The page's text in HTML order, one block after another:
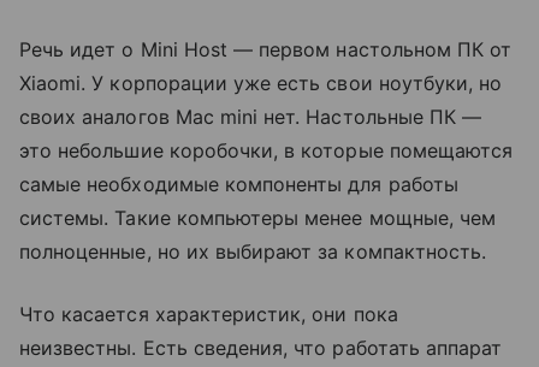
Речь идет о Mini Host — первом настольном ПК от
Xiaomi. У корпорации уже есть свои ноутбуки, но
своих аналогов Mac mini нет. Настольные ПК —
это небольшие коробочки, в которые помещаются
самые необходимые компоненты для работы
системы. Такие компьютеры менее мощные, чем
полноценные, но их выбирают за компактность.
Что касается характеристик, они пока
неизвестны. Есть сведения, что работать аппарат